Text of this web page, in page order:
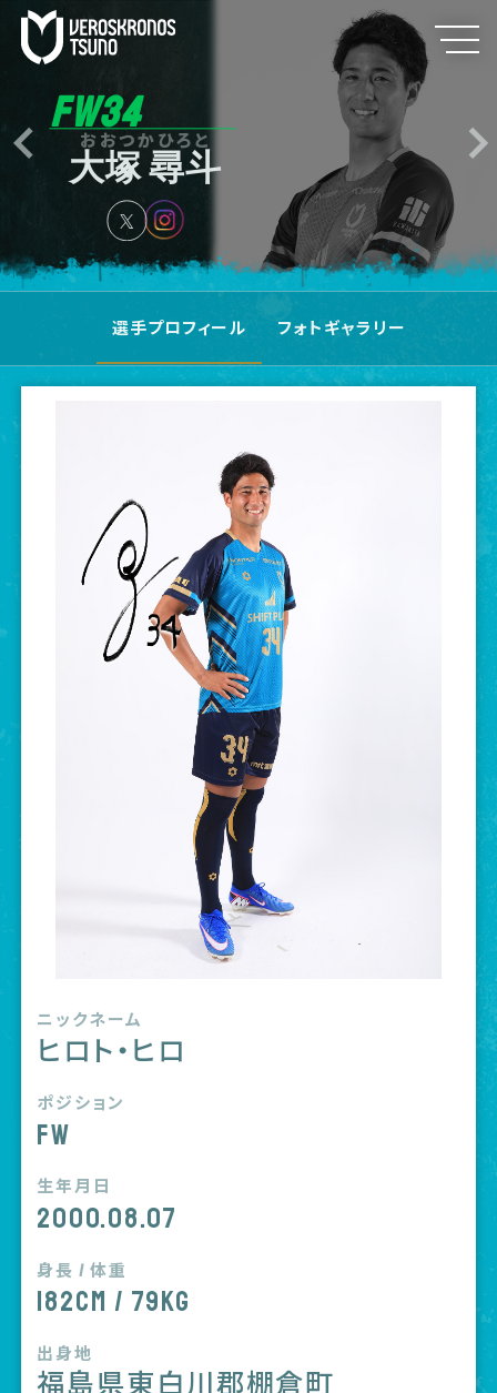
FW34
おおつかひろと
大塚 尋斗
選手プロフィール フォトギャラリー
ニックネーム
ヒロト・ヒロ
ポジション
FW
生年月日
2000.08.07
身長 / 体重
182cm / 79kg
出身地
福島県東白川郡棚倉町